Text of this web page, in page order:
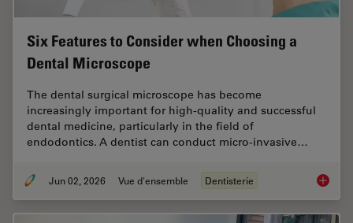
Six Features to Consider when Choosing a
Dental Microscope
The dental surgical microscope has become
increasingly important for high-quality and successful
dental medicine, particularly in the field of
endodontics. A dentist can conduct micro-invasive…
Jun 02, 2026 Vue d'ensemble Dentisterie Six